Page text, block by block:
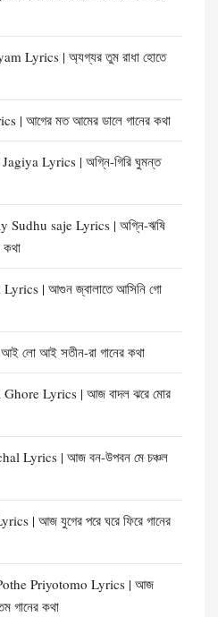
Lyrics | অ্যগ্যর তুম রাধা হোতে
আগের মত আমের ডালে গানের কথা
Lyrics | অগ্নি-গিরি ঘুমন্ত
saje Lyrics | অগ্নি-ঋষি
কথা
| আগুন জ্বালাতে আসিনি গো
লো আই সতীন-রা গানের কথা
Lyrics | আজ বাদল ঝরে মোর
Lyrics | আজ বন-উপবন মে চঞ্চল
| আজ যুগের পরে ঘরে ফিরে গানের
Priyotomo Lyrics | আজ
গানের কথা